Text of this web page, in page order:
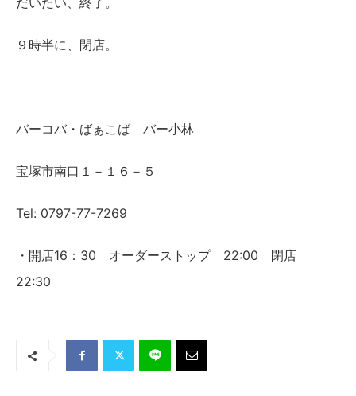
９時半に、閉店。
バーコバ・ばぁこば バー小林
宝塚市南口１－１６－５
Tel: 0797-77-7269
・開店16：30 オーダーストップ 22:00 閉店
22:30